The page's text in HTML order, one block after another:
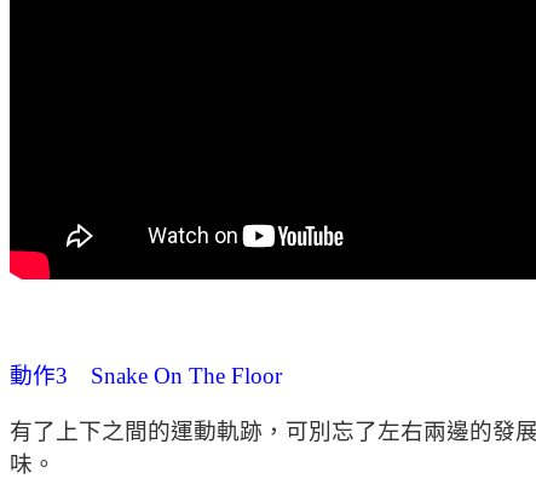
動作3 Snake On The Floor
有了上下之間的運動軌跡，可別忘了左右兩邊的發
味。